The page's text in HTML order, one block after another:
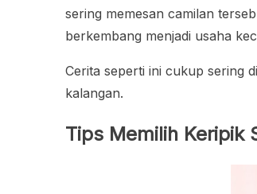
sering memesan camilan
berkembang menjadi usaha
Cerita seperti ini cukup sering
kalangan.
Tips Memilih Keripik